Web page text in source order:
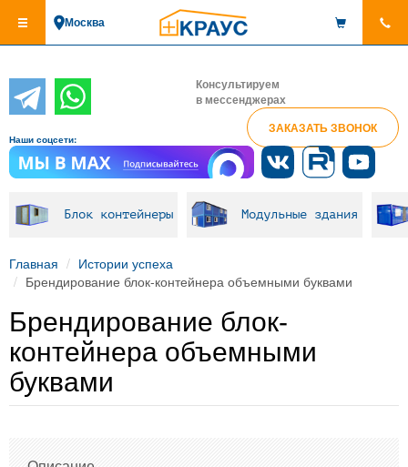
основному
Москва
Консультируем
в мессенджерах
ЗАКАЗАТЬ ЗВОНОК
Наши соцсети:
Блок контейнеры Модульные здания
Главная
Истории успеха
Брендирование блок-контейнера объемными буквами
Брендирование блок-
контейнера объемными
буквами